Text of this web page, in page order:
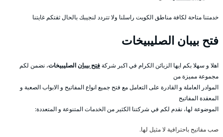
خدمتنا متاحة لكافة مناطق الكويت راسلنا ولا تتردد لنجيبك بالحال ثقتكم غايتنا
فتح بيبان الصليبيخات
اهلا و سهلا بكم ايها الزبائن الكرام في اكبر شركةفتح بيبانالصليبيخات، نضمن لكم
مجموعة مميزة من
الموادر العاملة و القادرة على التعامل مع فتح جميع انواع المفاتيح و الابواب الصعبة و
المعقدة المفاتيح
الموضوعة لها، نقدم لكم في شركتنا الكثير من الخدمات المتنوعة و المتعددة:
صب مفاتيح باحترافية لا مثيل لها.